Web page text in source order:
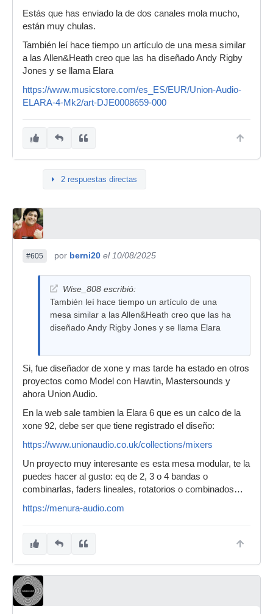
Estás que has enviado la de dos canales mola mucho,
están muy chulas.
También leí hace tiempo un artículo de una mesa similar
a las Allen&Heath creo que las ha diseñado Andy Rigby
Jones y se llama Elara
https://www.musicstore.com/es_ES/EUR/Union-Audio-
ELARA-4-Mk2/art-DJE0008659-000
2 respuestas directas
#605 por berni20 el 10/08/2025
Wise_808 escribió:
También leí hace tiempo un artículo de una
mesa similar a las Allen&Heath creo que las ha
diseñado Andy Rigby Jones y se llama Elara
Si, fue diseñador de xone y mas tarde ha estado en otros
proyectos como Model con Hawtin, Mastersounds y
ahora Union Audio.
En la web sale tambien la Elara 6 que es un calco de la
xone 92, debe ser que tiene registrado el diseño:
https://www.unionaudio.co.uk/collections/mixers
Un proyecto muy interesante es esta mesa modular, te la
puedes hacer al gusto: eq de 2, 3 o 4 bandas o
combinarlas, faders lineales, rotatorios o combinados…
https://menura-audio.com